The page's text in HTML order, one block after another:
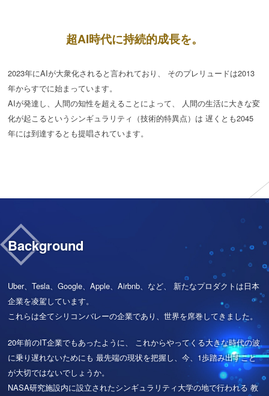
超AI時代に持続的成長を。
2023年にAIが大衆化されると言われており、
そのプレリュードは2013
年からすでに始まっています。
AIが発達し、人間の知性を超えることによって、
人間の生活に大きな変
化が起こるというシンギュラリティ（技術的特異点）は 遅くとも2045
年には到達するとも提唱されています。
Background
Uber、Tesla、Google、Apple、Airbnb、など、
新たなプロダクトは日本
企業を凌駕しています。
これらは全てシリコンバレーの企業であり、世界を席巻してきました。
20年前のIT企業でもあったように、
これからやってくる大きな時代の波
に乗り遅れないためにも 最先端の現状を把握し、今、1歩踏み出すこと
が大切ではないでしょうか。
NASA研究施設内に設立されたシンギュラリティ大学の地で行われる 教